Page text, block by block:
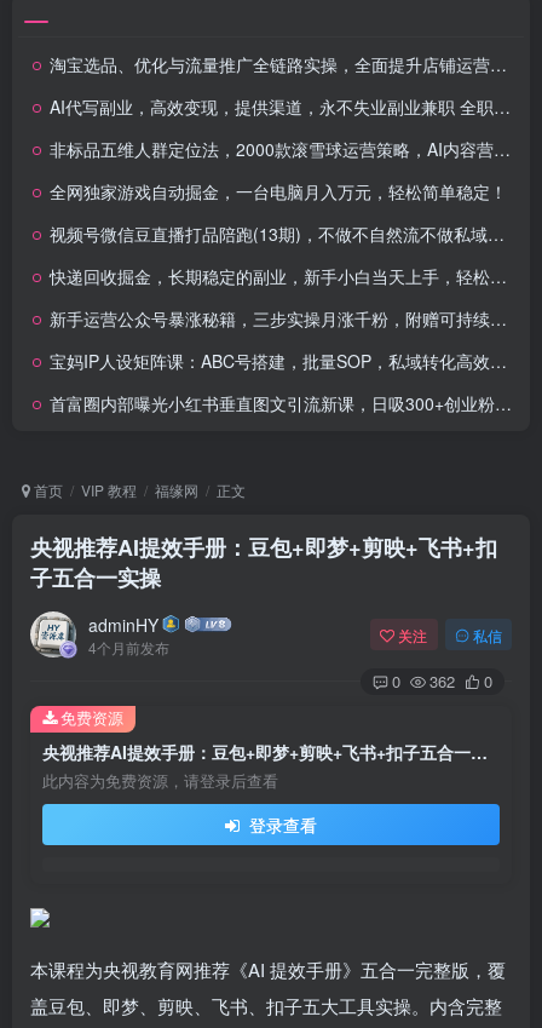
淘宝选品、优化与流量推广全链路实操，全面提升店铺运营效率
AI代写副业，高效变现，提供渠道，永不失业副业兼职 全职月入1-2W【SOP手册】
非标品五维人群定位法，2000款滚雪球运营策略，AI内容营销10万流量引爆
全网独家游戏自动掘金，一台电脑月入万元，轻松简单稳定！
视频号微信豆直播打品陪跑(13期)，不做不自然流不做私域，直接付费拿结果
快递回收掘金，长期稳定的副业，新手小白当天上手，轻松日入多张
新手运营公众号暴涨秘籍，三步实操月涨千粉，附赠可持续变现思路解析
宝妈IP人设矩阵课：ABC号搭建，批量SOP，私域转化高效闭环
首富圈内部曝光小红书垂直图文引流新课，日吸300+创业粉，日入8张+，限时获取防封禁
首页 VIP 教程 福缘网 正文
央视推荐AI提效手册：豆包+即梦+剪映+飞书+扣
子五合一实操
adminHY
4个月前发布
关注 私信
0 362 0
央视推荐AI提效手册：豆包+即梦+剪映+飞书+扣子五合一实操
此内容为免费资源，请登录后查看
登录查看
免费资源
本课程为央视教育网推荐《AI 提效手册》五合一完整版，覆
盖豆包、即梦、剪映、飞书、扣子五大工具实操。内含完整